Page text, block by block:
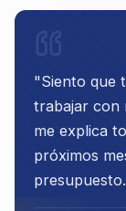
"Siento que
trabajar con
me explica
próximos